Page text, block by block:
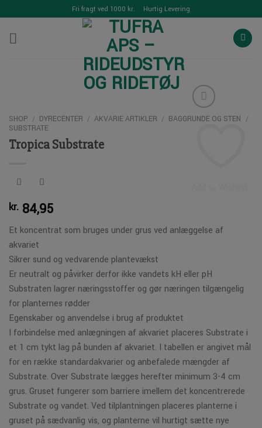
to
content
Fri fragt ved 1000 kr. Hurtig Levering
SHOP / DYRECENTER / AKVARIE ARTIKLER / BAGGRUNDE OG STEN /
SUBSTRATE
Tropica Substrate
kr. 84,95
Et koncentrat som bruges under grus ved anlæggelse af
akvariet
Sikrer sund og vedvarende plantevækst
Er neutralt og påvirker derfor ikke vandets kH eller pH
Substraten lagrer næringsstoffer og gør næringen tilgængelig
for planternes rødder
Egenskaber og anvendelse i brug af produktet
I forbindelse med anlægningen af akvariet placeres Substrate i
et 1 cm tykt lag på bunden af akvariet. I tabellen er angivet mål
for en række standardakvarier og anbefalede mængder af
Substrate. Over Substrate lægges herefter minimum 3-4 cm
grus. Gruset fungerer som barriere imellem det koncentrerede
Substrate og vandet. Ved tilplantningen placeres planterne i
gruset på sædvanlig vis, og planterne vil hurtigt sætte nye